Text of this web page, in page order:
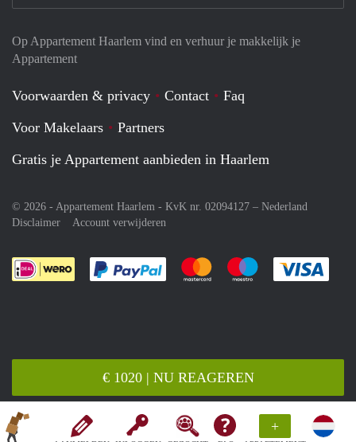
+
€ 1020 | NU REAGEREN
Op Appartement Haarlem vind en verhuur je makkelijk je
Appartement
Voorwaarden & privacy Contact
Faq
Voor Makelaars
Partners
Gratis je Appartement aanbieden in Haarlem
© 2026 - Appartement Haarlem - KvK nr. 02094127 – Nederland
Disclaimer
Account verwijderen
Je rekent gemakkelijk af met Paypal
Je rekent gemakkelijk af met
Je rekent